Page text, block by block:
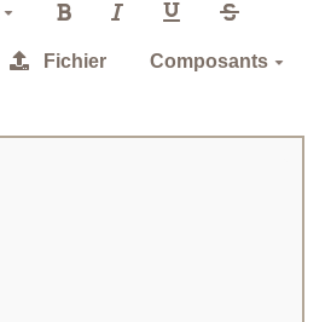
Fichier Composants